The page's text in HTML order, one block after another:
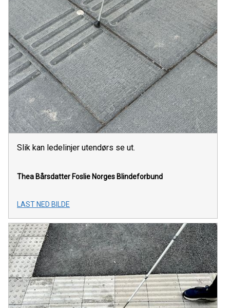
Slik kan ledelinjer utendørs se ut.
Thea Bårsdatter Foslie Norges Blindeforbund
LAST NED BILDE